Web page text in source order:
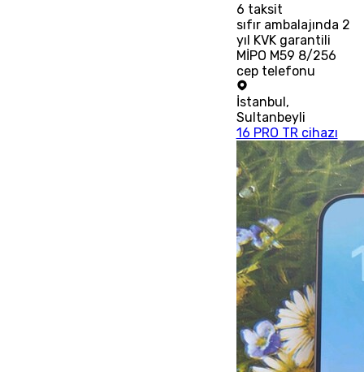
6 taksit
sıfır ambalajında 2
yıl KVK garantili
MİPO M59 8/256
cep telefonu
İstanbul,
Sultanbeyli
16 PRO TR cihazı